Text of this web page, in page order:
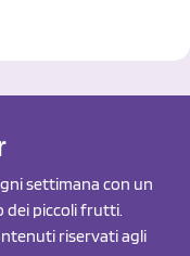
settimana con un
dei piccoli frutti.
riservati agli